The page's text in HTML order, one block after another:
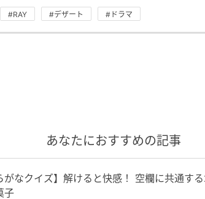
#RAY #デザート #ドラマ
あなたにおすすめの記事
がなクイズ】解けると快感！ 空欄に共通す
子